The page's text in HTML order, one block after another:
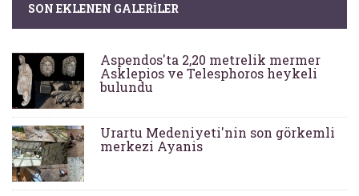
SON EKLENEN GALERILER
Aspendos'ta 2,20 metrelik mermer
Asklepios ve Telesphoros heykeli
bulundu
Urartu Medeniyeti'nin son görkemli
merkezi Ayanis